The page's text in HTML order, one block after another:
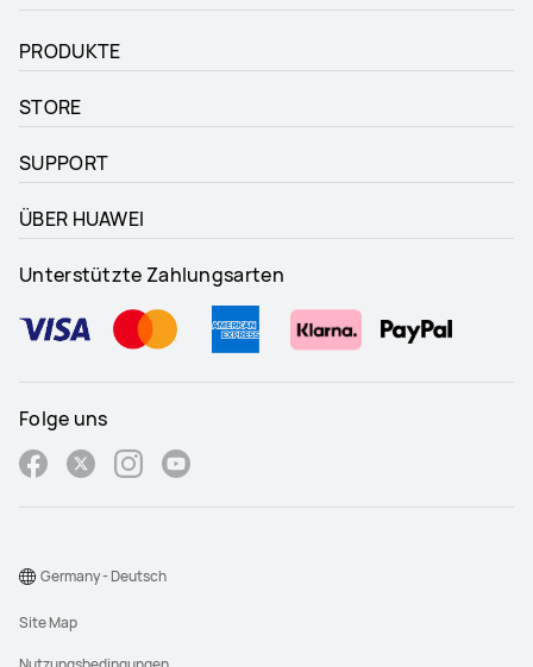
PRODUKTE
STORE
SUPPORT
ÜBER HUAWEI
Unterstützte Zahlungsarten
Folge uns
Site Map
Germany - Deutsch